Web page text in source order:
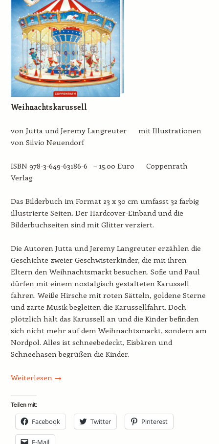
Weihnachtskarussell
von Jutta und Jeremy Langreuter mit Illustrationen
von Silvio Neuendorf
ISBN 978-3-649-63186-6 – 15.00 Euro Coppenrath
Verlag
Das Bilderbuch im Format 23 x 30 cm umfasst 32 farbig
illustrierte Seiten. Der Hardcover-Einband und die
Bilderbuchseiten sind mit Glitter verziert.
Die Autoren Jutta und Jeremy Langreuter erzählen die
Geschichte zweier Geschwisterkinder, die mit ihren
Eltern den Weihnachtsmarkt besuchen. Sofie und Paul
dürfen mit einem nostalgisch gestalteten Karussell
fahren. Weiße Hirsche mit roten Sätteln, goldene Sterne
und zarte Musik begleiten die Karussellfahrt. Doch
plötzlich hält das Karussell an und die Kinder befinden
sich nicht mehr auf dem Weihnachtsmarkt, sondern am
Nordpol. Alles ist schneebedeckt, Eisbären und
Schneehasen begrüßen die Kinder.
Weiterlesen →
Teilen mit:
Facebook Twitter Pinterest
E-Mail